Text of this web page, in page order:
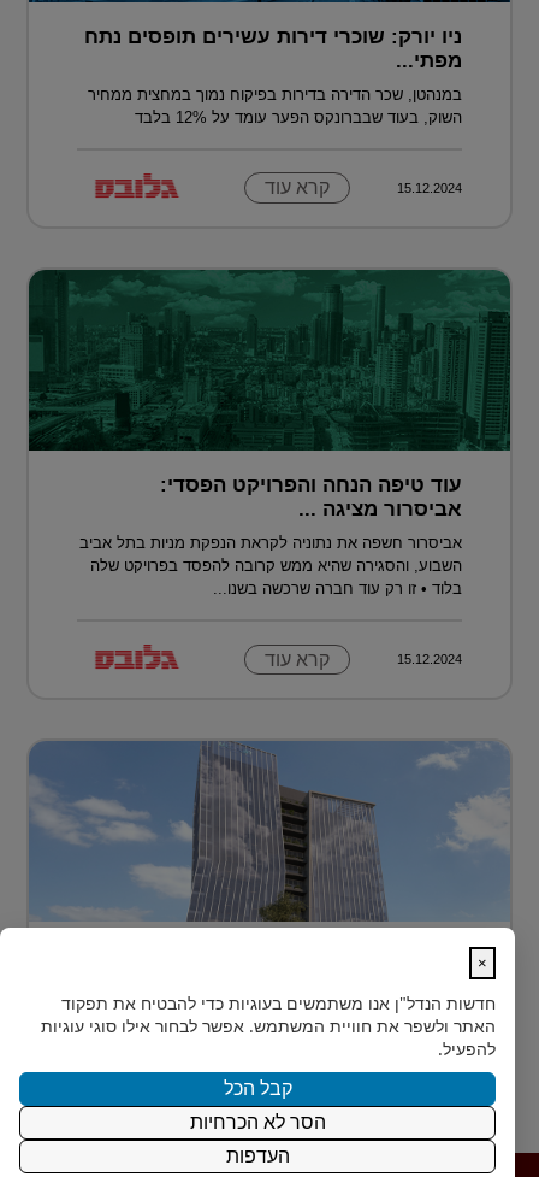
ניו יורק: שוכרי דירות עשירים תופסים נתח
מפתי...
במנהטן, שכר הדירה בדירות בפיקוח נמוך במחצית ממחיר
השוק, בעוד שבברונקס הפער עומד על 12% בלבד
15.12.2024 קרא עוד
עוד טיפה הנחה והפרויקט הפסדי:
אביסרור מציגה ...
אביסרור חשפה את נתוניה לקראת הנפקת מניות בתל אביב
השבוע, והסגירה שהיא ממש קרובה להפסד בפרויקט שלה
בלוד • זו רק עוד חברה שרכשה בשנו...
15.12.2024 קרא עוד
MEDIPORT תל השומר - נבנה לפרוץ דרך אל המחר
בעולם הרפואה של המאה ה-21, קצב החדשנות אינו
מאפשר מנ...
15.12.2024 קרא עוד
×
חדשות הנדל"ן אנו משתמשים בעוגיות כדי להבטיח את תפקוד
האתר ולשפר את חוויית המשתמש. אפשר לבחור אילו סוגי עוגיות
להפעיל.
קבל הכל
הסר לא הכרחיות
העדפות